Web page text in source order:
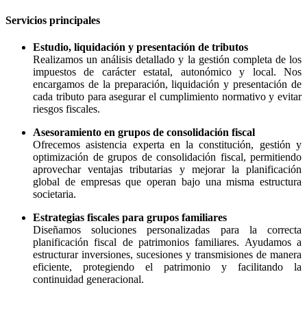
Servicios principales
Estudio, liquidación y presentación de tributos
Realizamos un análisis detallado y la gestión completa de los
impuestos de carácter estatal, autonómico y local. Nos
encargamos de la preparación, liquidación y presentación de
cada tributo para asegurar el cumplimiento normativo y evitar
riesgos fiscales.
Asesoramiento en grupos de consolidación fiscal
Ofrecemos asistencia experta en la constitución, gestión y
optimización de grupos de consolidación fiscal, permitiendo
aprovechar ventajas tributarias y mejorar la planificación
global de empresas que operan bajo una misma estructura
societaria.
Estrategias fiscales para grupos familiares
Diseñamos soluciones personalizadas para la correcta
planificación fiscal de patrimonios familiares. Ayudamos a
estructurar inversiones, sucesiones y transmisiones de manera
eficiente, protegiendo el patrimonio y facilitando la
continuidad generacional.